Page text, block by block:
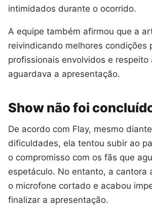
intimidados durante o ocorrido.
A equipe também afirmou que a
reivindicando melhores condições
profissionais envolvidos e respeito
aguardava a apresentação.
Show não foi
De acordo com Flay, mesmo
dificuldades, ela tentou subir ao
o compromisso com os fãs que
espetáculo. No entanto, a cantora
o microfone cortado e acabou
finalizar a apresentação.